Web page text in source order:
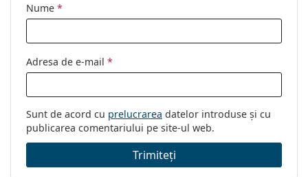
Nume *
Adresa de e-mail *
Sunt de acord cu prelucrarea datelor introduse și cu
publicarea comentariului pe site-ul web.
Trimiteți